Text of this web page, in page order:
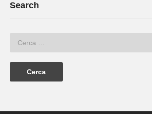
Search